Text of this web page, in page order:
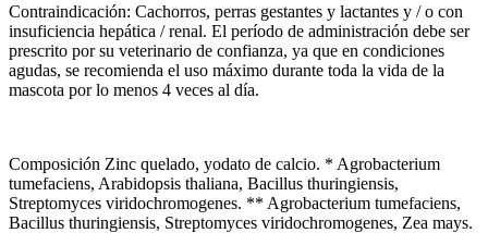
Contraindicación: Cachorros, perras gestantes y lactantes y / o con
insuficiencia hepática / renal. El período de administración debe ser
prescrito por su veterinario de confianza, ya que en condiciones
agudas, se recomienda el uso máximo durante toda la vida de la
mascota por lo menos 4 veces al día.
Composición Zinc quelado, yodato de calcio. * Agrobacterium
tumefaciens, Arabidopsis thaliana, Bacillus thuringiensis,
Streptomyces viridochromogenes. ** Agrobacterium tumefaciens,
Bacillus thuringiensis, Streptomyces viridochromogenes, Zea mays.